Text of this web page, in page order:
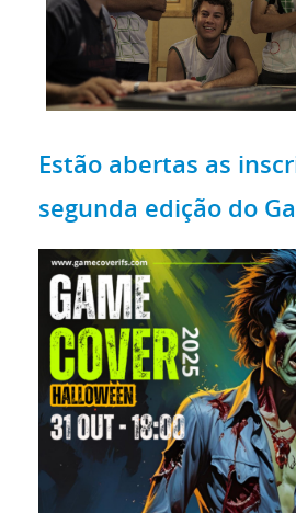
Estão abertas as
segunda edição do